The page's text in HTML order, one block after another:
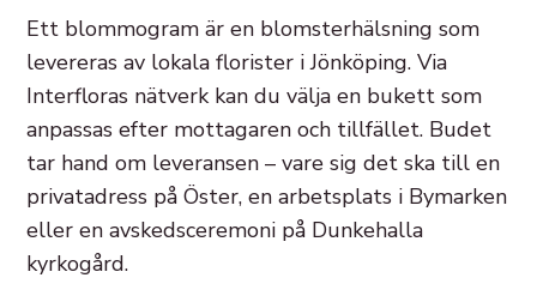
Ett blommogram är en blomsterhälsning som
levereras av lokala florister i Jönköping. Via
Interfloras nätverk kan du välja en bukett som
anpassas efter mottagaren och tillfället. Budet
tar hand om leveransen – vare sig det ska till en
privatadress på Öster, en arbetsplats i Bymarken
eller en avskedsceremoni på Dunkehalla
kyrkogård.